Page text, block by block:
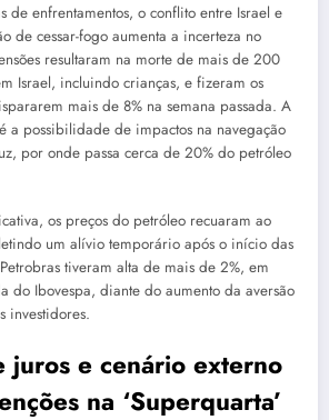
de enfrentamentos, o conflito entre Israel e
de cessar-fogo aumenta a incerteza no
resultaram na morte de mais de 200
Israel, incluindo crianças, e fizeram os
mais de 8% na semana passada. A
a possibilidade de impactos na navegação
por onde passa cerca de 20% do petróleo
os preços do petróleo recuaram ao
um alívio temporário após o início das
tiveram alta de mais de 2%, em
do Ibovespa, diante do aumento da aversão
investidores.
juros e cenário externo
na ‘Superquarta’